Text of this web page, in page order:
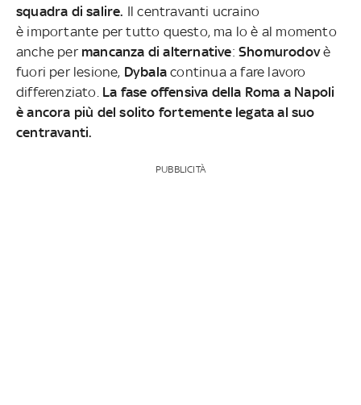
squadra di salire. Il centravanti ucraino
è importante per tutto questo, ma lo è al momento
anche permancanza di alternative:Shomurodovè
fuori per lesione, Dybala continua a fare lavoro
differenziato. La fase offensiva della Roma a Napoli
è ancora più del solito fortemente legata al suo
centravanti.
PUBBLICITÀ